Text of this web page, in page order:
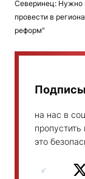
Северинец: Нужно
провести в
реформ"
на нас в
это